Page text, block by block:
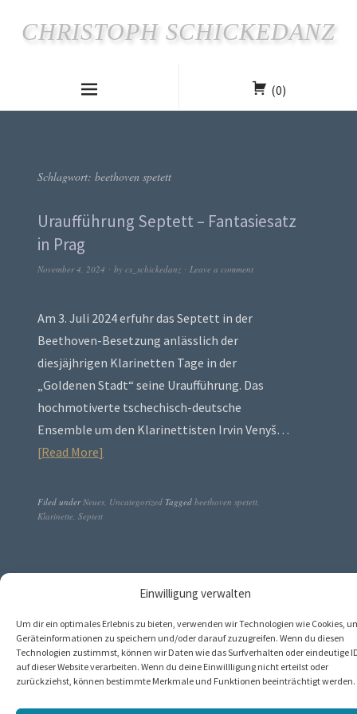
Einwilligung verwalten
Um dir ein optimales Erlebnis zu bieten, verwenden wir Technologien wie Cookies,
Geräteinformationen zu speichern und/oder darauf zuzugreifen. Wenn du diesen
Technologien zustimmst, können wir Daten wie das Surfverhalten oder eindeutige
auf dieser Website verarbeiten. Wenn du deine Einwillligung nicht erteilst oder
zurückziehst, können bestimmte Merkmale und Funktionen beeinträchtigt werden.
CHRISTOPH SCHICKEDANZ
(0)
Schlagwort:beethoven spetett
Uraufführung Septett – Fantasiesatz
in Prag
November 4, 2024 bycs_schickedanz Leave a comment
Am 3. Juli 2024 erfuhr das Septett in der
Beethoven-Besetzung anlässlich der
diesjäjhrigen Klarinetten Tage in der
„Goldenen Stadt“ seine Uraufführung. Das
hochmotiverte tschechisch-deutsche
Ensemble um den Klarinettisten Irvin Venyš…
Read More
Filed under Neues Uncategorized Taggedbeethoven spetett
Klarinette ,Septett